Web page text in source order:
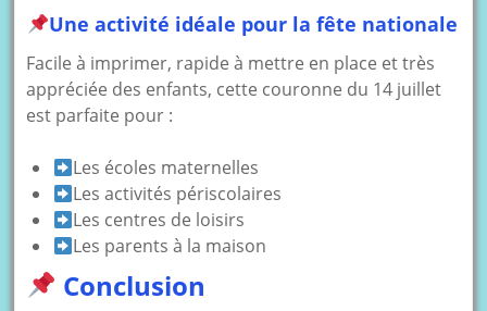
Une activité idéale pour la fête nationale
Facile à imprimer, rapide à mettre en place et très
appréciée des enfants, cette couronne du 14 juillet
est parfaite pour :
Les écoles maternelles
Les activités périscolaires
Les centres de loisirs
Les parents à la maison
Conclusion